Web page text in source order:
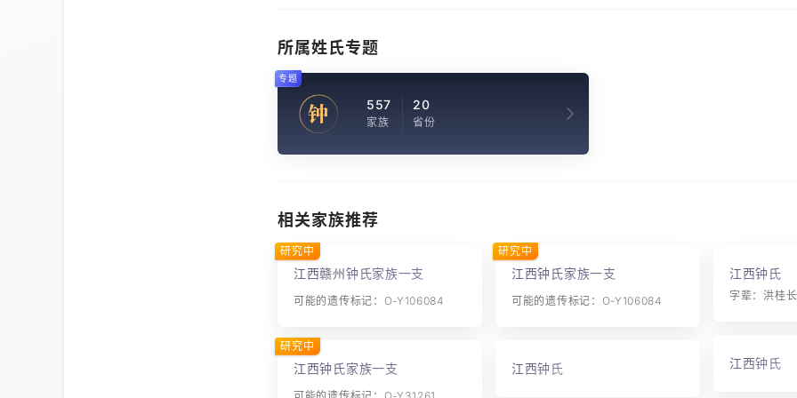
所属姓氏专题
钟 557
家族
20
省份
专题
相关家族推荐
江西赣州钟氏家族一支
可能的遗传标记：O-Y106084
研究中
江西钟氏家族一支
可能的遗传标记：O-Y106084
研究中
江西钟氏
字辈：洪桂
江西钟氏家族一支
研究中
江西钟氏 江西钟氏